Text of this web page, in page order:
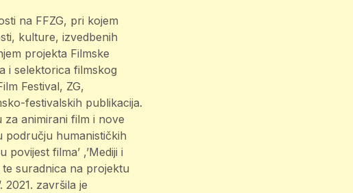
na FFZG, pri kojem
kulture, izvedbenih
projekta Filmske
i selektorica filmskog
Festival, ZG,
festivalskih publikacija.
za animirani film i nove
području humanističkih
filma’ ,’Mediji i
te suradnica na projektu
2021. završila je